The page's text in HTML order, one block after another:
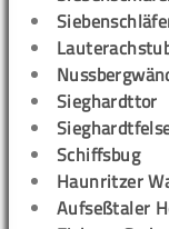
Sieghardttor
Schiffsbug
Haunritzer
Aufseßtaler